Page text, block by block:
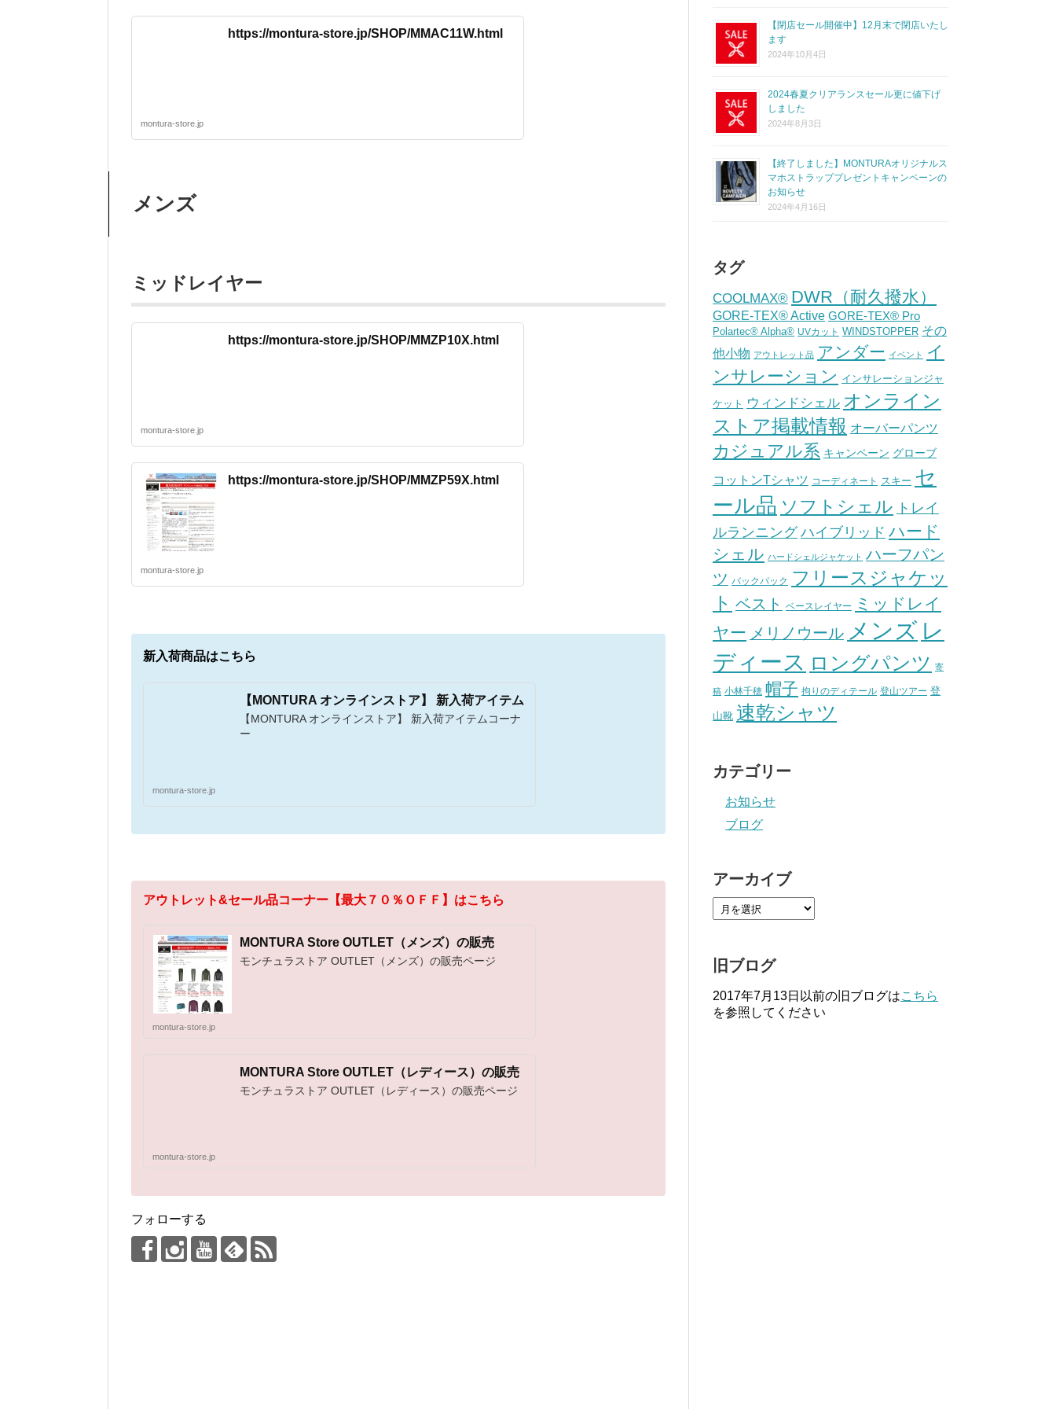
https://montura-store.jp/SHOP/MMAC11W.html
montura-store.jp
メンズ
ミッドレイヤー
https://montura-store.jp/SHOP/MMZP10X.html
montura-store.jp
https://montura-store.jp/SHOP/MMZP59X.html
montura-store.jp
新入荷商品はこちら
【MONTURA オンラインストア】 新入荷アイテム
【MONTURA オンラインストア】 新入荷アイテムコーナ
ー
montura-store.jp
アウトレット&セール品コーナー【最大７０％ＯＦＦ】はこちら
MONTURA Store OUTLET（メンズ）の販売
モンチュラストア OUTLET（メンズ）の販売ページ
montura-store.jp
MONTURA Store OUTLET（レディース）の販売
モンチュラストア OUTLET（レディース）の販売ページ
montura-store.jp
フォローする
【閉店セール開催中】12月末で閉店いたし
ます
2024年10月4日
2024春夏クリアランスセール更に値下げ
しました
2024年8月3日
【終了しました】MONTURAオリジナルス
マホストラッププレゼントキャンペーンの
お知らせ
2024年4月16日
タグ
COOLMAX® DWR（耐久撥水）
GORE-TEX® Active GORE-TEX® Pro
Polartec® Alpha® UVカット WINDSTOPPER その
他小物 アウトレット品 アンダー イベント
イ
ンサレーション インサレーションジャ
ケット ウィンドシェル オンライン
ストア掲載情報 オーバーパンツ
カジュアル系 キャンペーン グローブ
コットンTシャツ コーディネート スキー セ
ール品 ソフトシェル トレイ
ルランニング ハイブリッド ハード
シェル ハードシェルジャケット ハーフパン
ツ バックパック
フリースジャケッ
ト ベスト ベースレイヤー
ミッドレイ
ヤー メリノウール メンズ レ
ディース ロングパンツ 寄
稿 小林千穂 帽子 拘りのディテール 登山ツアー 登
山靴 速乾シャツ
カテゴリー
お知らせ
ブログ
アーカイブ
旧ブログ
2017年7月13日以前の旧ブログはこちら
を参照してください